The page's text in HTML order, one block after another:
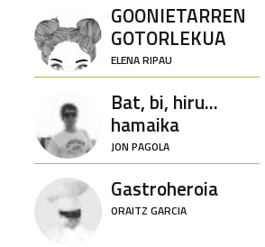
GOONIETARREN
GOTORLEKUA
ELENA RIPAU
Bat, bi, hiru...
hamaika
JON PAGOLA
Gastroheroia
ORAITZ GARCIA